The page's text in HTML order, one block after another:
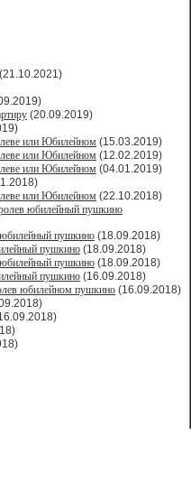
(21.10.2021)
(20.09.2019)
или Юбилейном (15.03.2019)
или Юбилейном (12.02.2019)
или Юбилейном (04.01.2019)
или Юбилейном (22.10.2018)
юбилейный пушкино
пушкино (18.09.2018)
пушкино (18.09.2018)
пушкино (18.09.2018)
пушкино (16.09.2018)
юбилейном пушкино (16.09.2018)